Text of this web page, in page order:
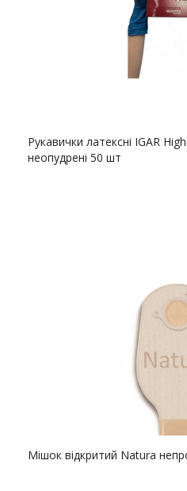
Рукавички латексні IGAR
неопудрені 50 шт
Мішок відкритий Natura